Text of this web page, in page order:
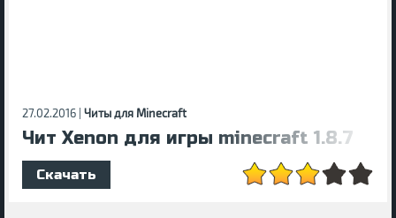
27.02.2016 | Читы для Minecraft
Чит Xenon для игры minecraft 1.8.7
Скачать